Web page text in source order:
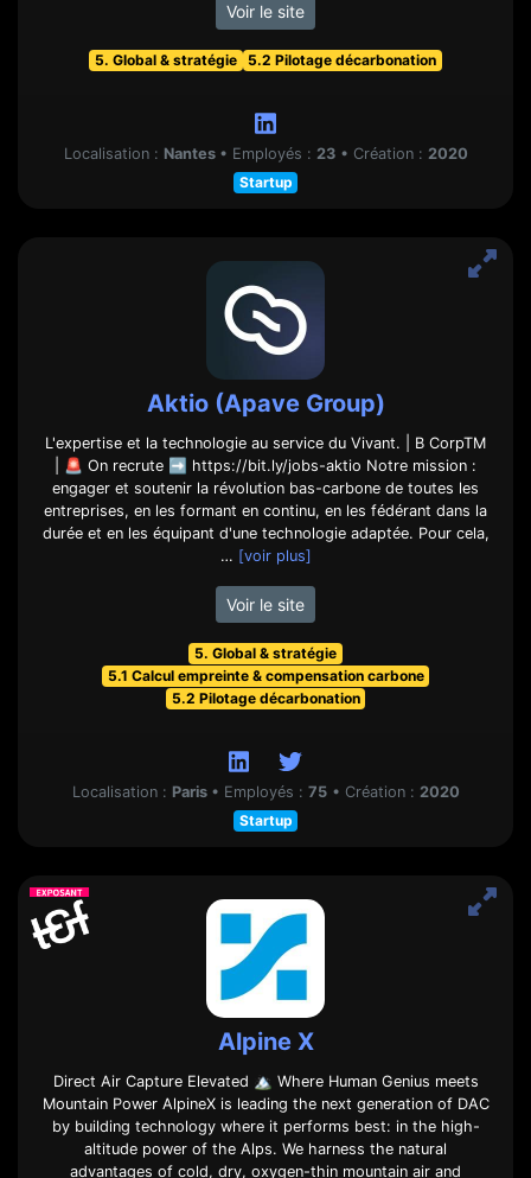
Voir le site
5. Global & stratégie 5.2 Pilotage décarbonation
Localisation : Nantes • Employés : 23 • Création : 2020
Startup
Aktio (Apave Group)
L'expertise et la technologie au service du Vivant. | B CorpTM
| 🚨 On recrute ➡️ https://bit.ly/jobs-aktio Notre mission :
engager et soutenir la révolution bas-carbone de toutes les
entreprises, en les formant en continu, en les fédérant dans la
durée et en les équipant d'une technologie adaptée. Pour cela,
… [voir plus]
Voir le site
5. Global & stratégie
5.1 Calcul empreinte & compensation carbone
5.2 Pilotage décarbonation
Localisation : Paris • Employés : 75 • Création : 2020
Startup
Alpine X
Direct Air Capture Elevated 🏔️ Where Human Genius meets
Mountain Power AlpineX is leading the next generation of DAC
by building technology where it performs best: in the high-
altitude power of the Alps. We harness the natural
advantages of cold, dry, oxygen-thin mountain air and